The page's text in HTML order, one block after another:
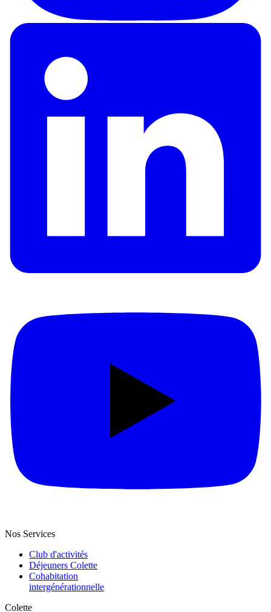
Nos Services
Club d'activités
Déjeuners Colette
Cohabitation
intergénération­nelle
Colette